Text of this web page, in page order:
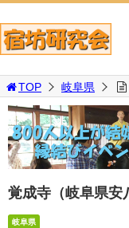
TOP 岐阜県
覚成寺（岐阜県安
岐阜県